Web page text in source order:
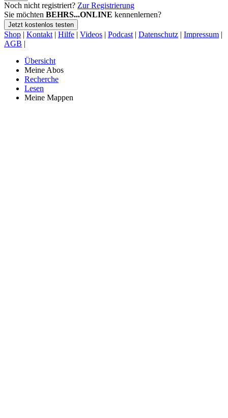
Noch nicht registriert? Zur Registrierung
Sie möchten BEHRS...ONLINE kennenlernen?
Jetzt kostenlos testen
Shop | Kontakt | Hilfe | Videos | Podcast | Datenschutz | Impressum |
AGB |
Übersicht
Meine Abos
Recherche
Lesen
Meine Mappen